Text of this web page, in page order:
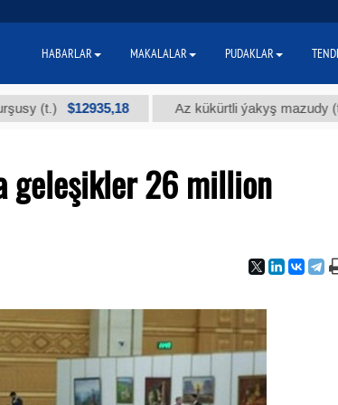
$12935,18 Az kükürtli ýakyş mazudy (t.)
geleşikler 26 million
HABARLAR MAKALALAR PUDAKLAR